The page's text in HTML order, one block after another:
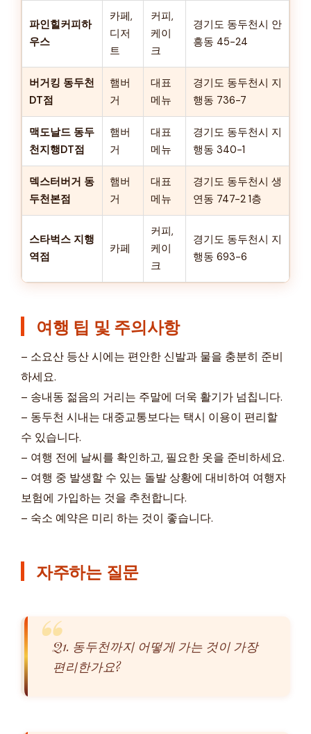
파인힐커피하
우스
카페,
디저
트
커피,
케이
크
경기도 동두천시 안
흥동 45-24
버거킹 동두천
DT점
햄버
거
대표
메뉴
경기도 동두천시 지
행동 736-7
맥도날드 동두
천지행DT점
햄버
거
대표
메뉴
경기도 동두천시 지
행동 340-1
덱스터버거 동
두천본점
햄버
거
대표
메뉴
경기도 동두천시 생
연동 747-2 1층
스타벅스 지행
역점
카페
커피,
케이
크
경기도 동두천시 지
행동 693-6
여행 팁 및 주의사항
– 소요산 등산 시에는 편안한 신발과 물을 충분히 준비
하세요.
– 송내동 젊음의 거리는 주말에 더욱 활기가 넘칩니다.
– 동두천 시내는 대중교통보다는 택시 이용이 편리할
수 있습니다.
– 여행 전에 날씨를 확인하고, 필요한 옷을 준비하세요.
– 여행 중 발생할 수 있는 돌발 상황에 대비하여 여행자
보험에 가입하는 것을 추천합니다.
– 숙소 예약은 미리 하는 것이 좋습니다.
자주하는 질문
Q1. 동두천까지 어떻게 가는 것이 가장
편리한가요?